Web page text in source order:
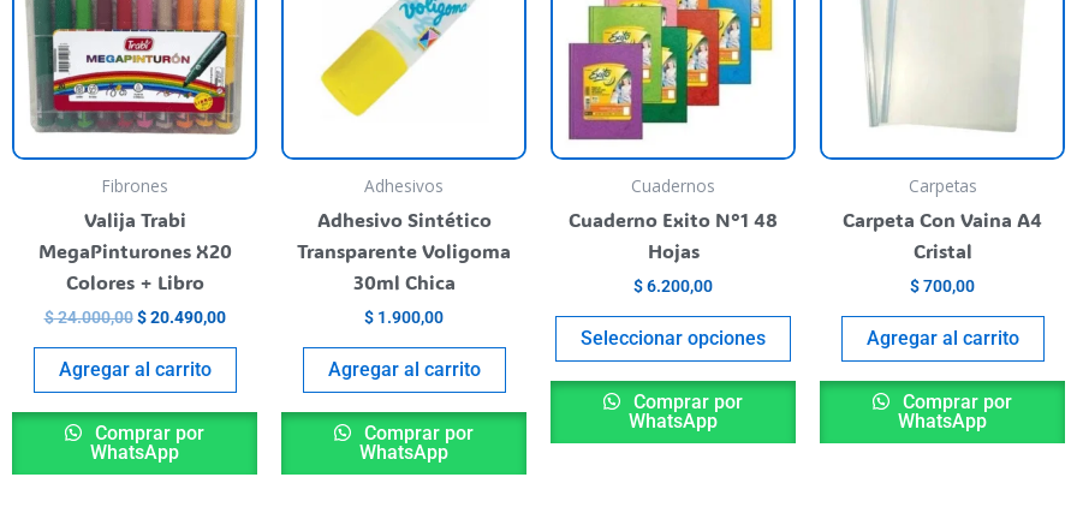
Fibrones
Valija Trabi
MegaPinturones X20
Colores + Libro
$24.000,00 $20.490,00
Agregar al carrito
Comprar por
WhatsApp
Adhesivos
Adhesivo Sintético
Transparente Voligoma
30ml Chica
$ 1.900,00
Agregar al carrito
Comprar por
WhatsApp
Cuadernos
Cuaderno Exito N°1 48
Hojas
$6.200,00
Seleccionar opciones
variants.
may
chosen
Comprar por
WhatsApp
Carpetas
Carpeta Con Vaina A4
Cristal
$700,00
Agregar al carrito
Comprar por
WhatsApp